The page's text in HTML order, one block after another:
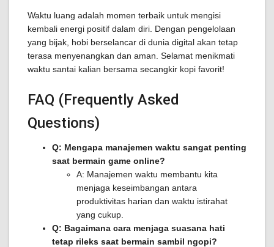
Waktu luang adalah momen terbaik untuk mengisi
kembali energi positif dalam diri. Dengan pengelolaan
yang bijak, hobi berselancar di dunia digital akan tetap
terasa menyenangkan dan aman. Selamat menikmati
waktu santai kalian bersama secangkir kopi favorit!
FAQ (Frequently Asked
Questions)
Q: Mengapa manajemen waktu sangat penting
saat bermain game online?
A: Manajemen waktu membantu kita
menjaga keseimbangan antara
produktivitas harian dan waktu istirahat
yang cukup.
Q: Bagaimana cara menjaga suasana hati
tetap rileks saat bermain sambil ngopi?